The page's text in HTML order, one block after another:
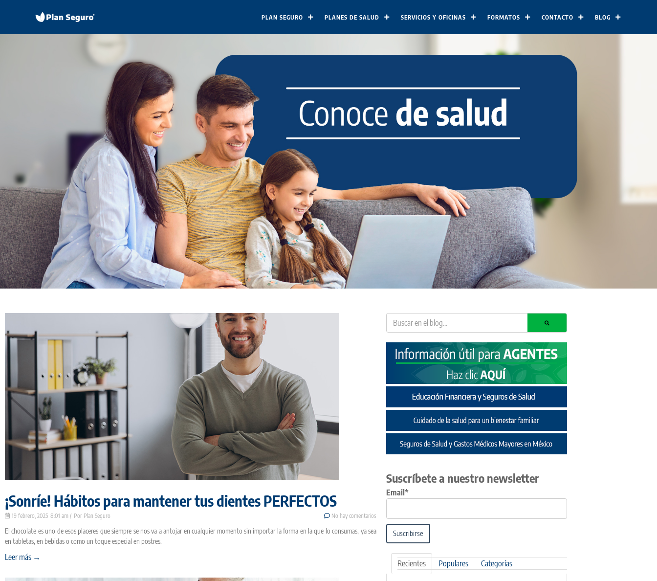
PLAN SEGURO PLANES DE SALUD SERVICIOS Y OFICINAS FORMATOS CONTACTO BLOG
¡Sonríe! Hábitos para mantener tus dientes PERFECTOS
Plan Seguro
19 febrero, 2025 8:01 am No hay comentarios
El chocolate es uno de esos placeres que siempre se nos va a antojar en cualquier momento sin importar la forma en la que lo consumas, ya sea
en tabletas, en bebidas o como un toque especial en postres.
Leer más →
Suscríbete a nuestro newsletter
Email*
Suscribirse
Recientes Populares Categorías